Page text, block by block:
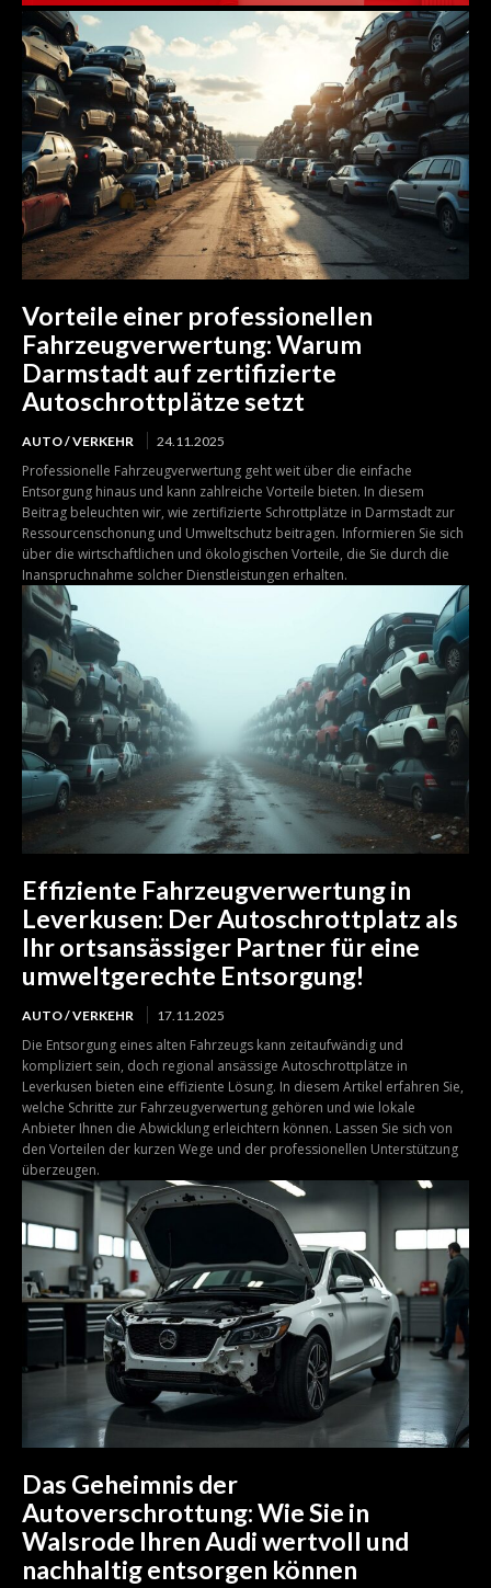
Vorteile einer professionellen
Fahrzeugverwertung: Warum
Darmstadt auf zertifizierte
Autoschrottplätze setzt
AUTO / VERKEHR 24.11.2025
Professionelle Fahrzeugverwertung geht weit über die einfache
Entsorgung hinaus und kann zahlreiche Vorteile bieten. In diesem
Beitrag beleuchten wir, wie zertifizierte Schrottplätze in Darmstadt zur
Ressourcenschonung und Umweltschutz beitragen. Informieren Sie sich
über die wirtschaftlichen und ökologischen Vorteile, die Sie durch die
Inanspruchnahme solcher Dienstleistungen erhalten.
Effiziente Fahrzeugverwertung in
Leverkusen: Der Autoschrottplatz als
Ihr ortsansässiger Partner für eine
umweltgerechte Entsorgung!
AUTO / VERKEHR 17.11.2025
Die Entsorgung eines alten Fahrzeugs kann zeitaufwändig und
kompliziert sein, doch regional ansässige Autoschrottplätze in
Leverkusen bieten eine effiziente Lösung. In diesem Artikel erfahren Sie,
welche Schritte zur Fahrzeugverwertung gehören und wie lokale
Anbieter Ihnen die Abwicklung erleichtern können. Lassen Sie sich von
den Vorteilen der kurzen Wege und der professionellen Unterstützung
überzeugen.
Das Geheimnis der
Autoverschrottung: Wie Sie in
Walsrode Ihren Audi wertvoll und
nachhaltig entsorgen können